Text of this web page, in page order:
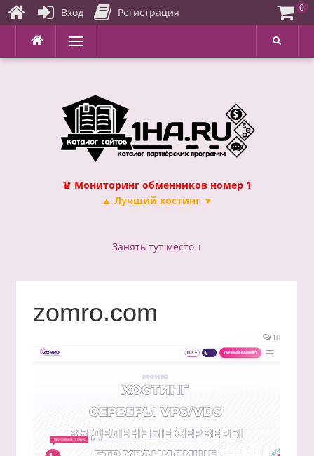
Перейти
содержимому
Меню
♛ Мониторинг обменников номер 1
▲ Лучший хостинг ▼
Занять тут место ↑
zomro.com
10
Вход Регистрация 0